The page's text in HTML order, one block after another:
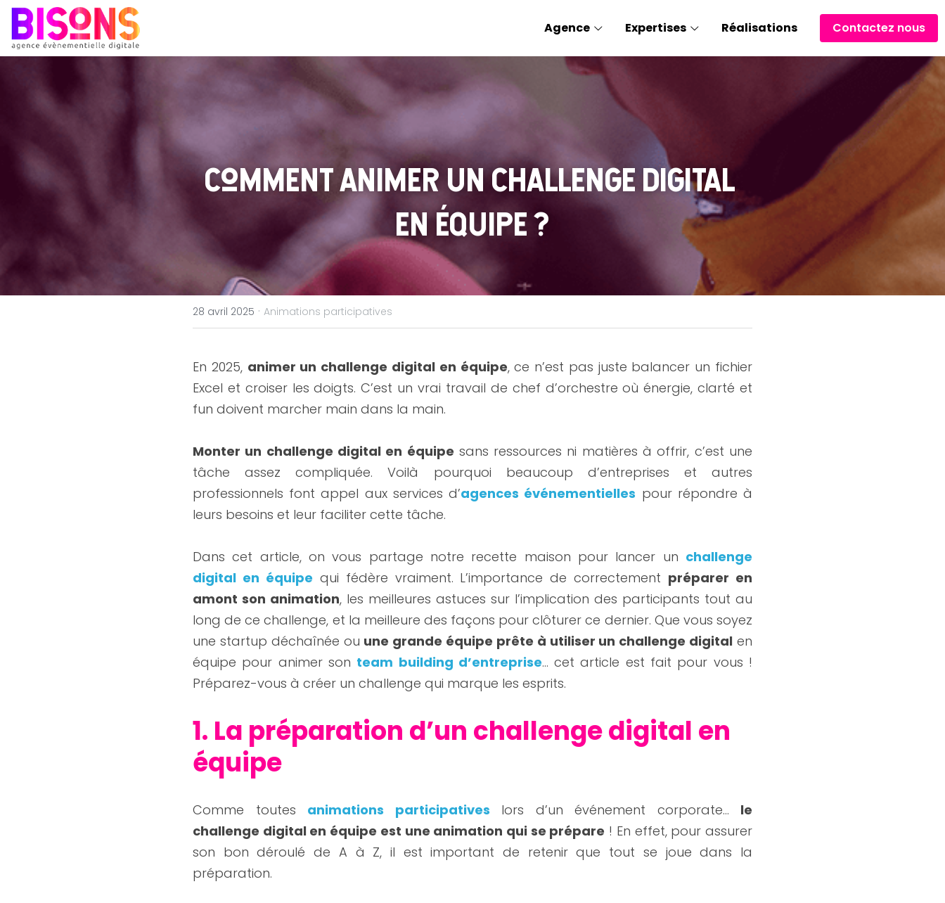
Agence Expertises Réalisations Contactez nous
Comment animer un challenge digital
en équipe ?
28 avril 2025 · Animations participatives
En 2025, animer un challenge digital en équipe, ce n’est pas juste balancer un fichier
Excel et croiser les doigts. C’est un vrai travail de chef d’orchestre où énergie, clarté et
fun doivent marcher main dans la main.
Monter un challenge digital en équipe sans ressources ni matières à offrir, c’est une
tâche assez compliquée. Voilà pourquoi beaucoup d’entreprises et autres
professionnels font appel aux services d’agences événementielles pour répondre à
leurs besoins et leur faciliter cette tâche.
Dans cet article, on vous partage notre recette maison pour lancer un challenge
digital en équipe qui fédère vraiment. L’importance de correctement préparer en
amont son animation, les meilleures astuces sur l’implication des participants tout au
long de ce challenge, et la meilleure des façons pour clôturer ce dernier. Que vous soyez
une startup déchaînée ou une grande équipe prête à utiliser un challenge digital en
équipe pour animer son team building d’entreprise… cet article est fait pour vous !
Préparez-vous à créer un challenge qui marque les esprits.
1. La préparation d’un challenge digital en
équipe
Comme toutes animations participatives lors d’un événement corporate… le
challenge digital en équipe est une animation qui se prépare ! En effet, pour assurer
son bon déroulé de A à Z, il est important de retenir que tout se joue dans la
préparation.